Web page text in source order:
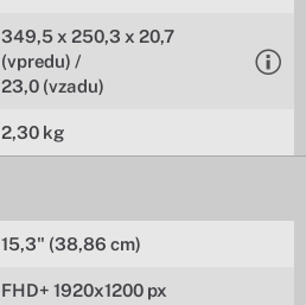
349,5 x 250,3 x 20,7
(vpredu) /
23,0 (vzadu)
2,30 kg
15,3" (38,86 cm)
FHD+ 1920x1200 px